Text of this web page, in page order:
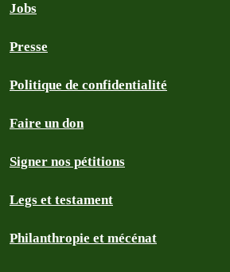
Jobs
Presse
Politique de confidentialité
Faire un don
Signer nos pétitions
Legs et testament
Philanthropie et mécénat